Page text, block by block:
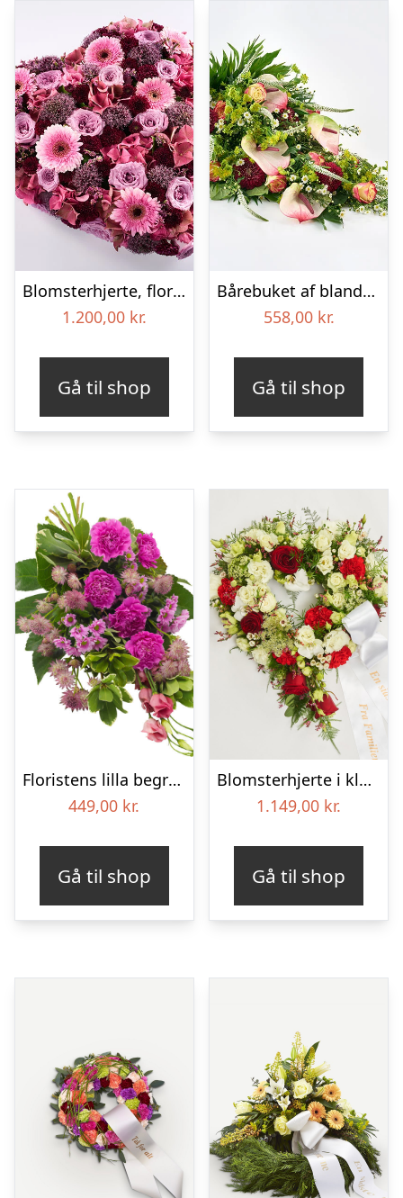
Blomsterhjerte, floristens valg – Blomster til begravelse
1.200,00 kr.
Gå til shop
Bårebuket af blandede blomster – Blomster til begravelse
558,00 kr.
Gå til shop
Floristens lilla begravelses­buket
449,00 kr.
Gå til shop
Blomsterhjerte i klassisk stil med bånd
1.149,00 kr.
Gå til shop